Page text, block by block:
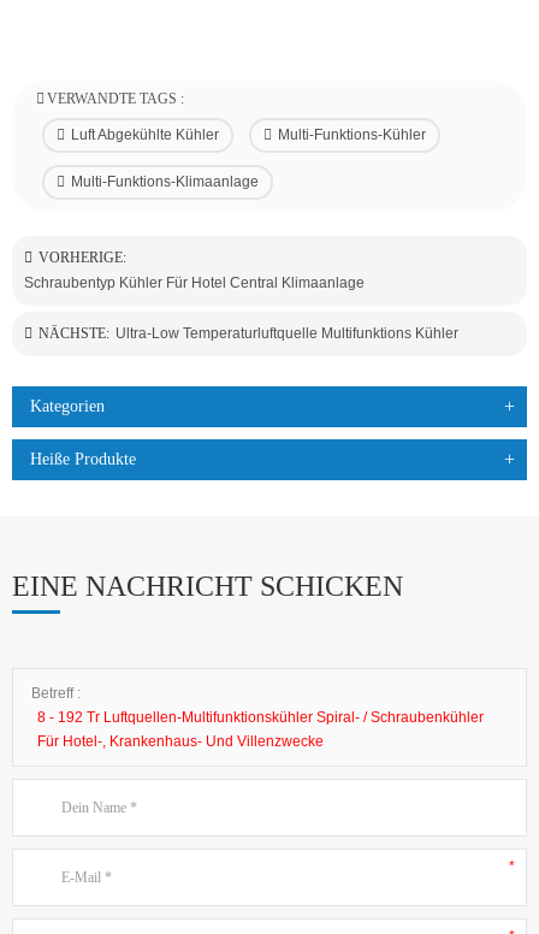
VERWANDTE TAGS :
Luft Abgekühlte Kühler Multi-Funktions-Kühler
Multi-Funktions-Klimaanlage
VORHERIGE:
Schraubentyp Kühler Für Hotel Central Klimaanlage
NÄCHSTE: Ultra-Low Temperaturluftquelle Multifunktions Kühler
Kategorien
Heiße Produkte
EINE NACHRICHT SCHICKEN
Betreff :
8 - 192 Tr Luftquellen-Multifunktionskühler Spiral- / Schraubenkühler
Für Hotel-, Krankenhaus- Und Villenzwecke